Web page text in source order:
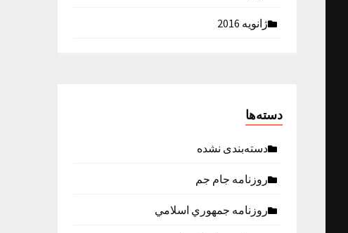
ژانویه 2016
دسته‌ها
دسته‌بندی نشده
روزنامه جام جم
روزنامه جمهوري اسلامي